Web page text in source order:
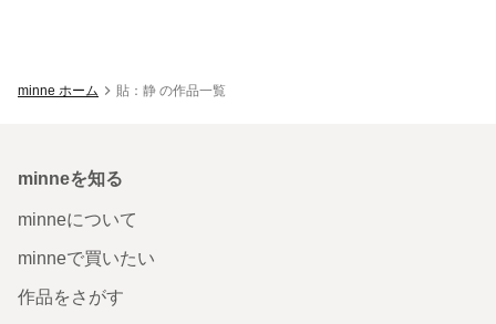
minne ホーム 貼：静 の作品一覧
minneを知る
minneについて
minneで買いたい
作品をさがす